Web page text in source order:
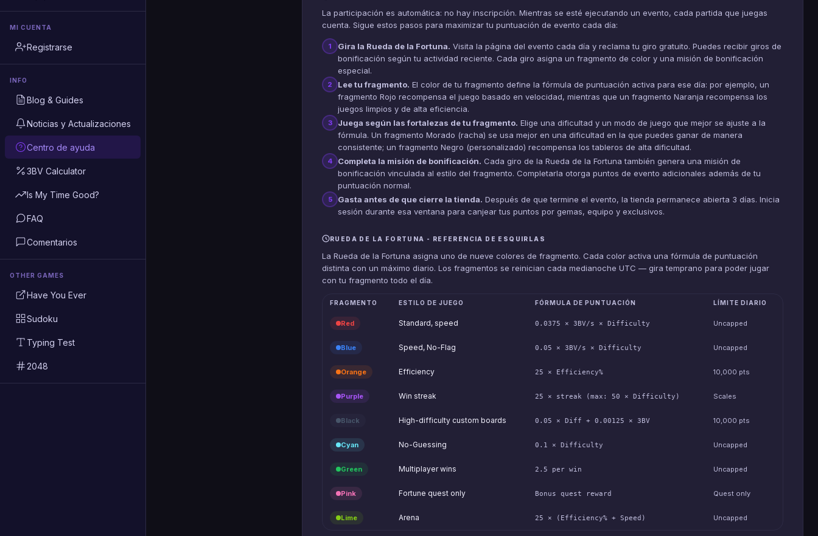
MI CUENTA
Registrarse
INFO
Blog & Guides
Noticias y Actualizaciones
Centro de ayuda
3BV Calculator
Is My Time Good?
FAQ
Comentarios
OTHER GAMES
Have You Ever
Sudoku
Typing Test
2048
La participación es automática: no hay inscripción. Mientras se esté ejecutando un evento, cada partida que juegas
cuenta. Sigue estos pasos para maximizar tu puntuación de evento cada día:
1 Gira la Rueda de la Fortuna. Visita la página del evento cada día y reclama tu giro gratuito. Puedes recibir giros de
bonificación según tu actividad reciente. Cada giro asigna un fragmento de color y una misión de bonificación
especial.
2 Lee tu fragmento. El color de tu fragmento define la fórmula de puntuación activa para ese día: por ejemplo, un
fragmento Rojo recompensa el juego basado en velocidad, mientras que un fragmento Naranja recompensa los
juegos limpios y de alta eficiencia.
3 Juega según las fortalezas de tu fragmento. Elige una dificultad y un modo de juego que mejor se ajuste a la
fórmula. Un fragmento Morado (racha) se usa mejor en una dificultad en la que puedes ganar de manera
consistente; un fragmento Negro (personalizado) recompensa los tableros de alta dificultad.
4 Completa la misión de bonificación. Cada giro de la Rueda de la Fortuna también genera una misión de
bonificación vinculada al estilo del fragmento. Completarla otorga puntos de evento adicionales además de tu
puntuación normal.
5 Gasta antes de que cierre la tienda. Después de que termine el evento, la tienda permanece abierta 3 días. Inicia
sesión durante esa ventana para canjear tus puntos por gemas, equipo y exclusivos.
RUEDA DE LA FORTUNA - REFERENCIA DE ESQUIRLAS
La Rueda de la Fortuna asigna uno de nueve colores de fragmento. Cada color activa una fórmula de puntuación
distinta con un máximo diario. Los fragmentos se reinician cada medianoche UTC — gira temprano para poder jugar
con tu fragmento todo el día.
FRAGMENTO ESTILO DE JUEGO FÓRMULA DE PUNTUACIÓN LÍMITE DIARIO
Red Standard, speed 0.0375 × 3BV/s × Difficulty Uncapped
Blue Speed, No-Flag 0.05 × 3BV/s × Difficulty Uncapped
Orange Efficiency 25 × Efficiency% 10,000 pts
Purple Win streak 25 × streak (max: 50 × Difficulty) Scales
Black High-difficulty custom boards 0.05 × Diff + 0.00125 × 3BV 10,000 pts
Cyan No-Guessing 0.1 × Difficulty Uncapped
Green Multiplayer wins 2.5 per win Uncapped
Pink Fortune quest only Bonus quest reward Quest only
Lime Arena 25 × (Efficiency% + Speed) Uncapped